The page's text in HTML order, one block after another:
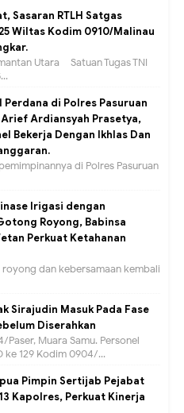
Sasaran RTLH Satgas
Wiltas Kodim 0910/Malinau
Utara – Satuan Tugas TNI
Perdana di Polres Pasuruan
Arief Ardiansyah Prasetya,
Bekerja Dengan Ikhlas Dan
di Polres Pasuruan
Irigasi dengan
Royong, Babinsa
Perkuat Ketahanan
dan kebersamaan kembali
Sirajudin Masuk Pada Fase
Diserahkan
Muara Samu. Personel
ke 129 Kodim 0904/...
Pimpin Sertijab Pejabat
Kapolres, Perkuat Kinerja